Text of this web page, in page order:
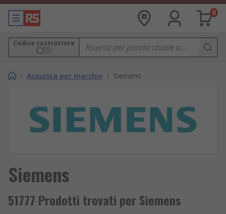
0
Codice costruttore
/ Acquista per marchio / Siemens
Siemens
51777 Prodotti trovati per Siemens